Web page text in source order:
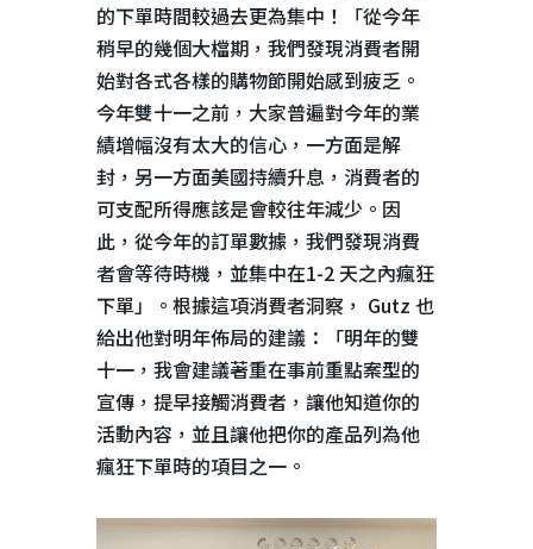
的下單時間較過去更為集中！「從今年
稍早的幾個大檔期，我們發現消費者開
始對各式各樣的購物節開始感到疲乏。
今年雙十一之前，大家普遍對今年的業
績增幅沒有太大的信心，一方面是解
封，另一方面美國持續升息，消費者的
可支配所得應該是會較往年減少。因
此，從今年的訂單數據，我們發現消費
者會等待時機，並集中在1-2 天之內瘋狂
下單」。根據這項消費者洞察， Gutz 也
給出他對明年佈局的建議：「明年的雙
十一，我會建議著重在事前重點案型的
宣傳，提早接觸消費者，讓他知道你的
活動內容，並且讓他把你的產品列為他
瘋狂下單時的項目之一。